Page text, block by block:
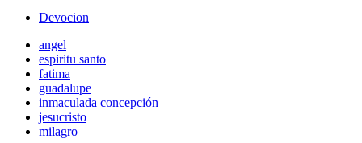
Devocion
angel
espiritu santo
fatima
guadalupe
inmaculada concepción
jesucristo
milagro